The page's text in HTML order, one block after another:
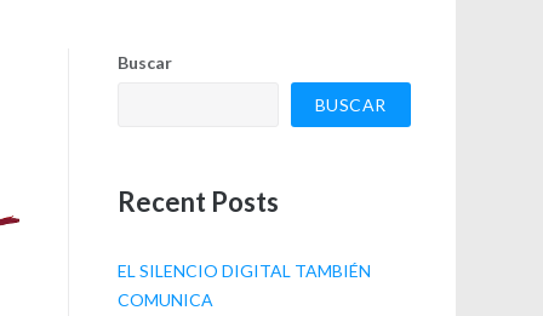
entradas
Buscar
BUSCAR
Recent Posts
EL SILENCIO DIGITAL TAMBIÉN
COMUNICA